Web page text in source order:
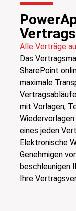
Alle Verträge
Das
SharePoint
maximale
mit Vorlagen,
eines jeden
Elektronische
Genehmigen
beschleunigen
Ihre